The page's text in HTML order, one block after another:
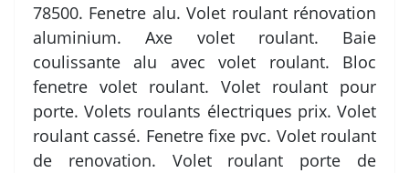
78500. Fenetre alu. Volet roulant rénovation
aluminium. Axe volet roulant. Baie
coulissante alu avec volet roulant. Bloc
fenetre volet roulant. Volet roulant pour
porte. Volets roulants électriques prix. Volet
roulant cassé. Fenetre fixe pvc. Volet roulant
de renovation. Volet roulant porte de